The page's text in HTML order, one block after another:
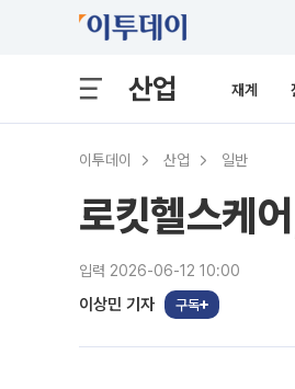
산업 재계
이투데이 산업 일반
로킷헬스케
입력 2026-06-12 10:00
이상민 기자 구독